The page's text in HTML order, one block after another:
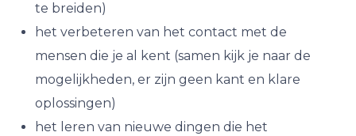
te breiden)
het verbeteren van het contact met de
mensen die je al kent (samen kijk je naar de
mogelijkheden, er zijn geen kant en klare
oplossingen)
het leren van nieuwe dingen die het